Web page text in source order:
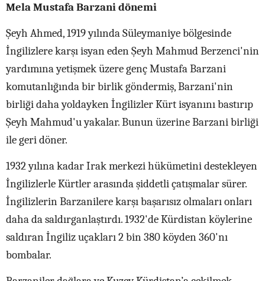
Mela Mustafa Barzani dönemi
Şeyh Ahmed, 1919 yılında Süleymaniye bölgesinde
İngilizlere karşı isyan eden Şeyh Mahmud Berzenci'nin
yardımına yetişmek üzere genç Mustafa Barzani
komutanlığında bir birlik göndermiş, Barzani'nin
birliği daha yoldayken İngilizler Kürt isyanını bastırıp
Şeyh Mahmud'u yakalar. Bunun üzerine Barzani birliği
ile geri döner.
1932 yılına kadar Irak merkezi hükümetini destekleyen
İngilizlerle Kürtler arasında şiddetli çatışmalar sürer.
İngilizlerin Barzanilere karşı başarısız olmaları onları
daha da saldırganlaştırdı. 1932'de Kürdistan köylerine
saldıran İngiliz uçakları 2 bin 380 köyden 360'nı
bombalar.